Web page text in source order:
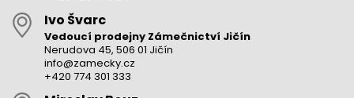
Ivo Švarc
Vedoucí prodejny Zámečnictví Jičín
Nerudova 45, 506 01 Jičín
info@zamecky.cz
+420 774 301 333